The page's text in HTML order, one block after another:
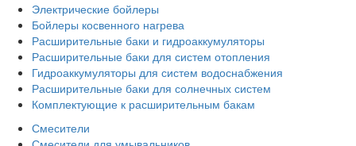
Электрические бойлеры
Бойлеры косвенного нагрева
Расширительные баки и гидроаккумуляторы
Расширительные баки для систем отопления
Гидроаккумуляторы для систем водоснабжения
Расширительные баки для солнечных систем
Комплектующие к расширительным бакам
Смесители